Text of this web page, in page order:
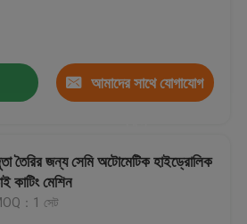
মেশিন
মেশিন
আমাদের সাথে যোগাযোগ
তৈরির জন্য সেমি অটোমেটিক হাইড্রোলিক
কাটিং মেশিন
：1 সেট